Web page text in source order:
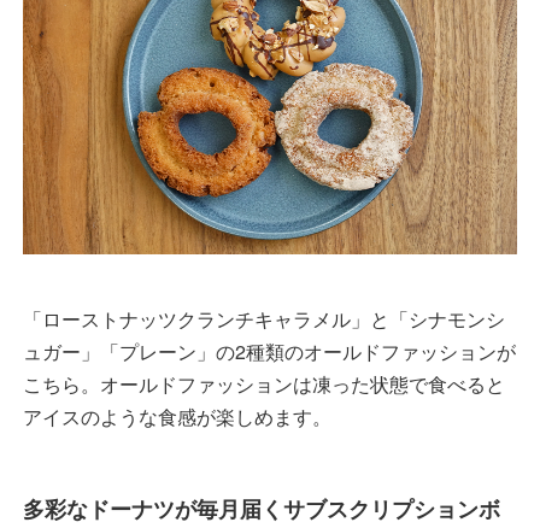
「ローストナッツクランチキャラメル」と「シナモンシ
ュガー」「プレーン」の2種類のオールドファッションが
こちら。オールドファッションは凍った状態で食べると
アイスのような食感が楽しめます。
多彩なドーナツが毎月届くサブスクリプションボ